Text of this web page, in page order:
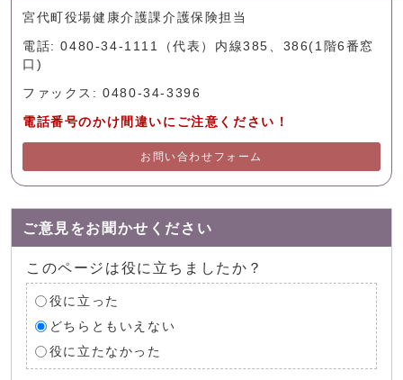
宮代町役場健康介護課介護保険担当
電話: 0480-34-1111（代表）内線385、386(1階6番窓
口)
ファックス: 0480-34-3396
電話番号のかけ間違いにご注意ください！
お問い合わせフォーム
ご意見をお聞かせください
このページは役に立ちましたか？
役に立った
どちらともいえない
役に立たなかった